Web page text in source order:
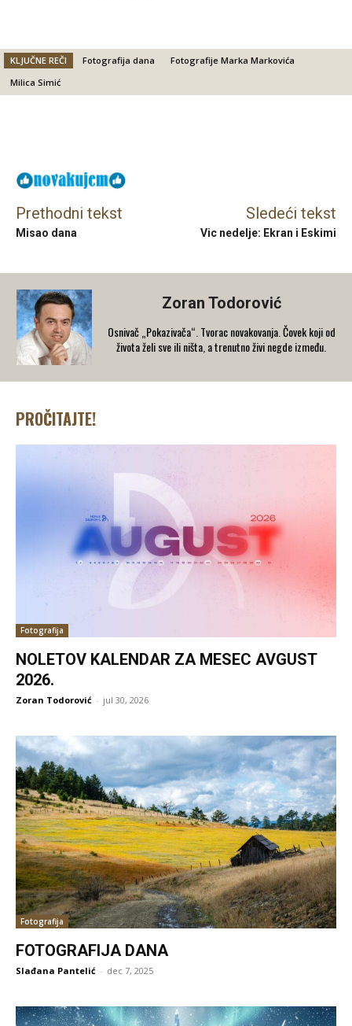
KLJUČNE REČI Fotografija dana
Fotografije Marka Markovića
Milica Simić
Prethodni tekst
Misao dana
Sledeći tekst
Vic nedelje: Ekran i Eskimi
Zoran Todorović
Osnivač „Pokazivača“. Tvorac novakovanja. Čovek koji od
života želi sve ili ništa, a trenutno živi negde između.
PROČITAJTE!
Fotografija
NOLETOV KALENDAR ZA MESEC AVGUST
2026.
Zoran Todorović - jul 30, 2026
Fotografija
FOTOGRAFIJA DANA
Slađana Pantelić - dec 7, 2025